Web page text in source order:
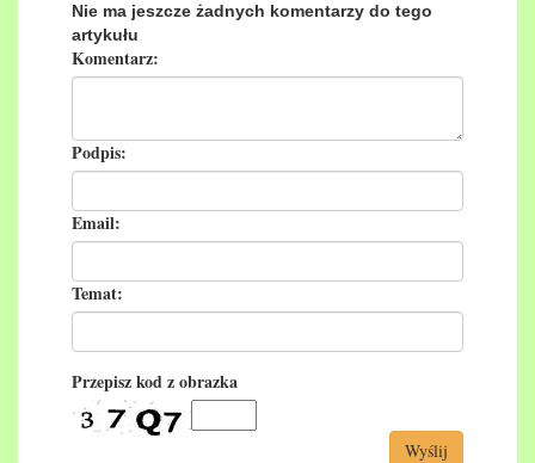
Nie ma jeszcze żadnych komentarzy do tego
artykułu
Komentarz:
Podpis:
Email:
Temat:
Przepisz kod z obrazka
Wyślij